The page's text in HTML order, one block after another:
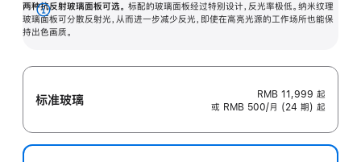
两种抗反射玻璃面板可选。 标配的玻璃面板经过特别设计，反光率极低。纳米纹理
玻璃面板可分散反射光，从而进一步减少反光，即使在高亮光源的工作场所也能保
持出色画质。
展
开
标准玻璃 RMB 11,999 起
或 RMB 500/月 (24 期) 起